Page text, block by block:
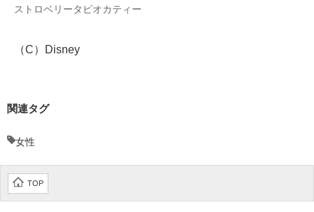
ストロベリータピオカティー
（C）Disney
関連タグ
女性
TOP